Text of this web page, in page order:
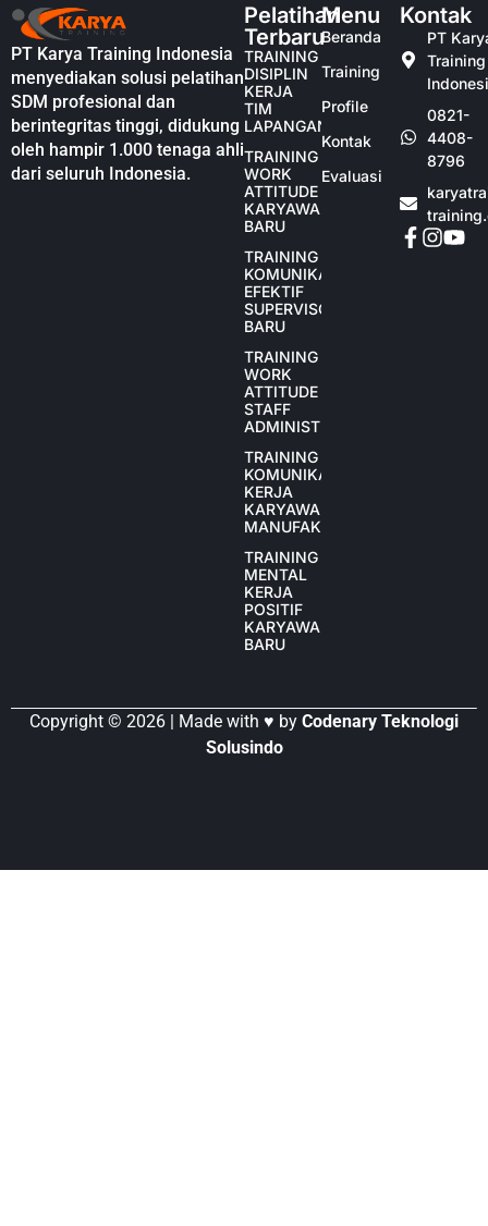
PT Karya Training Indonesia
menyediakan solusi pelatihan
SDM profesional dan
berintegritas tinggi, didukung
oleh hampir 1.000 tenaga ahli
dari seluruh Indonesia.
Pelatihan
Terbaru
TRAINING
DISIPLIN
KERJA
TIM
LAPANGAN
TRAINING
WORK
ATTITUDE
KARYAWAN
BARU
TRAINING
KOMUNIKASI
EFEKTIF
SUPERVISOR
BARU
TRAINING
WORK
ATTITUDE
STAFF
ADMINISTRASI
TRAINING
KOMUNIKASI
KERJA
KARYAWAN
MANUFAKTUR
TRAINING
MENTAL
KERJA
POSITIF
KARYAWAN
BARU
Menu
Beranda
Training
Profile
Kontak
Evaluasi
Kontak
PT
Training
0821-
4408-
8796
Copyright © 2026 | Made with ♥ by Codenary Teknologi
Solusindo